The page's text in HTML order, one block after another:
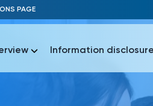
PAGE
Information disclosure